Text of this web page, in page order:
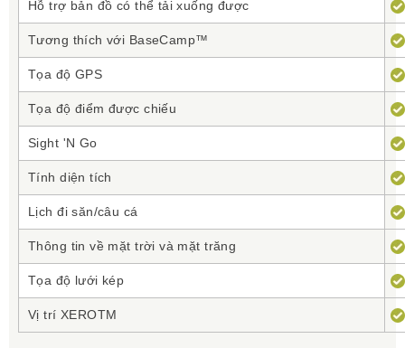
Hỗ trợ bản đồ có thể tải xuống được
Tương thích với BaseCamp™
Tọa độ GPS
Tọa độ điểm được chiếu
Sight 'N Go
Tính diện tích
Lịch đi săn/câu cá
Thông tin về mặt trời và mặt trăng
Tọa độ lưới kép
Vị trí XEROTM